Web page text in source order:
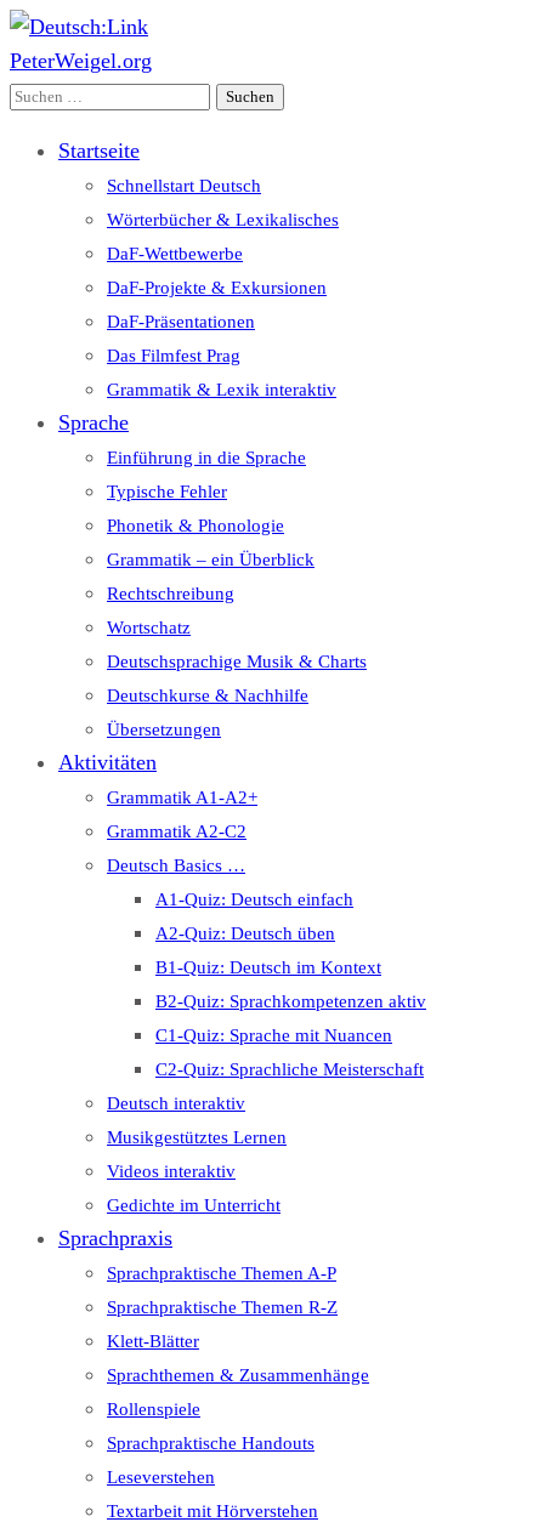
Deutsch:Link
Edu-Portál pro němčinu | Interaktiver Unterricht Deutsch als
Fremdsprache auf einen Blick
PeterWeigel.org
Suchen
Startseite
Schnellstart Deutsch
Wörterbücher & Lexikalisches
DaF-Wettbewerbe
DaF-Projekte & Exkursionen
DaF-Präsentationen
Das Filmfest Prag
Grammatik & Lexik interaktiv
Sprache
Einführung in die Sprache
Typische Fehler
Phonetik & Phonologie
Grammatik – ein Überblick
Rechtschreibung
Wortschatz
Deutschsprachige Musik & Charts
Deutschkurse & Nachhilfe
Übersetzungen
Aktivitäten
Grammatik A1-A2+
Grammatik A2-C2
Deutsch Basics …
A1-Quiz: Deutsch einfach
A2-Quiz: Deutsch üben
B1-Quiz: Deutsch im Kontext
B2-Quiz: Sprachkompetenzen aktiv
C1-Quiz: Sprache mit Nuancen
C2-Quiz: Sprachliche Meisterschaft
Deutsch interaktiv
Musikgestütztes Lernen
Videos interaktiv
Gedichte im Unterricht
Sprachpraxis
Sprachpraktische Themen A-P
Sprachpraktische Themen R-Z
Klett-Blätter
Sprachthemen & Zusammenhänge
Rollenspiele
Sprachpraktische Handouts
Leseverstehen
Textarbeit mit Hörverstehen